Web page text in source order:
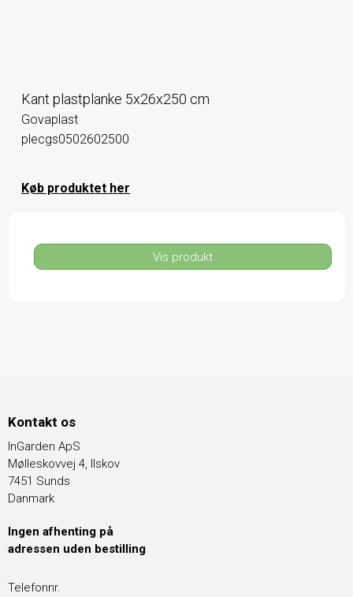
Kant plastplanke 5x26x250 cm
Govaplast
plecgs0502602500
Køb produktet her
Vis produkt
Kontakt os
InGarden ApS
Mølleskovvej 4, Ilskov
7451 Sunds
Danmark
Ingen afhenting på
adressen uden bestilling
Telefonnr.